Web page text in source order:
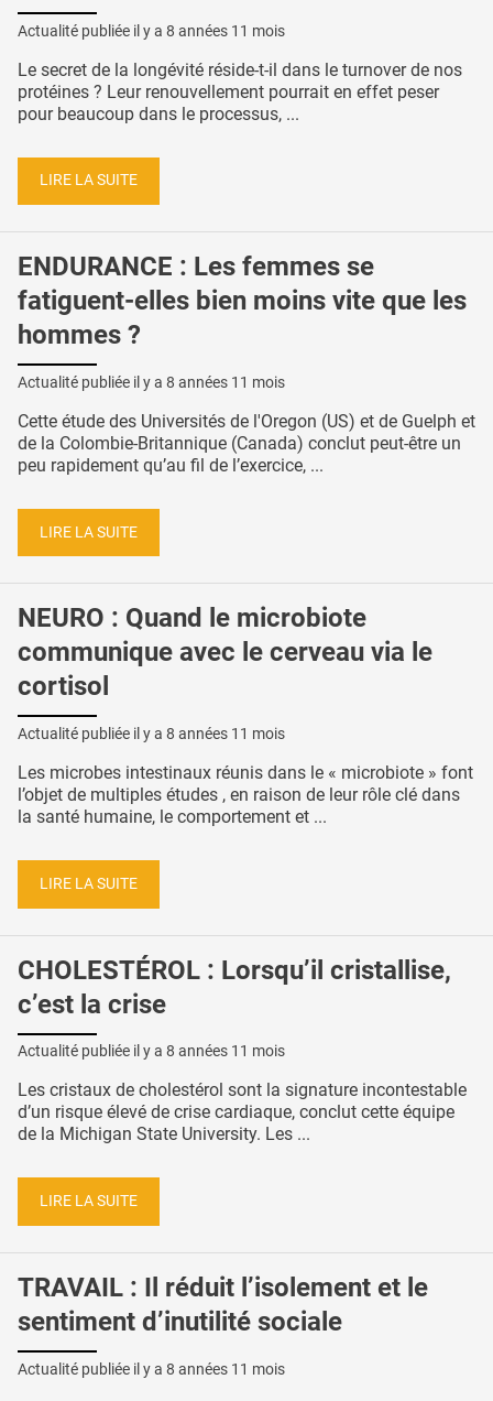
Actualité publiée il y a 8 années 11 mois
Le secret de la longévité réside-t-il dans le turnover de nos
protéines ? Leur renouvellement pourrait en effet peser
pour beaucoup dans le processus, ...
LIRE LA SUITE
ENDURANCE : Les femmes se
fatiguent-elles bien moins vite que les
hommes ?
Actualité publiée il y a 8 années 11 mois
Cette étude des Universités de l'Oregon (US) et de Guelph et
de la Colombie-Britannique (Canada) conclut peut-être un
peu rapidement qu’au fil de l’exercice, ...
LIRE LA SUITE
NEURO : Quand le microbiote
communique avec le cerveau via le
cortisol
Actualité publiée il y a 8 années 11 mois
Les microbes intestinaux réunis dans le « microbiote » font
l’objet de multiples études , en raison de leur rôle clé dans
la santé humaine, le comportement et ...
LIRE LA SUITE
CHOLESTÉROL : Lorsqu’il cristallise,
c’est la crise
Actualité publiée il y a 8 années 11 mois
Les cristaux de cholestérol sont la signature incontestable
d’un risque élevé de crise cardiaque, conclut cette équipe
de la Michigan State University. Les ...
LIRE LA SUITE
TRAVAIL : Il réduit l’isolement et le
sentiment d’inutilité sociale
Actualité publiée il y a 8 années 11 mois